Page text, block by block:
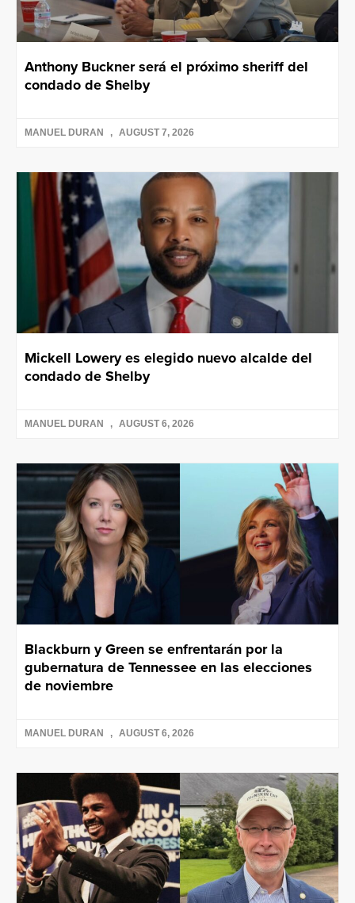
Anthony Buckner será el próximo sheriff del
condado de Shelby
MANUEL DURAN AUGUST 7, 2026
Mickell Lowery es elegido nuevo alcalde del
condado de Shelby
MANUEL DURAN AUGUST 6, 2026
Blackburn y Green se enfrentarán por la
gubernatura de Tennessee en las elecciones
de noviembre
MANUEL DURAN AUGUST 6, 2026